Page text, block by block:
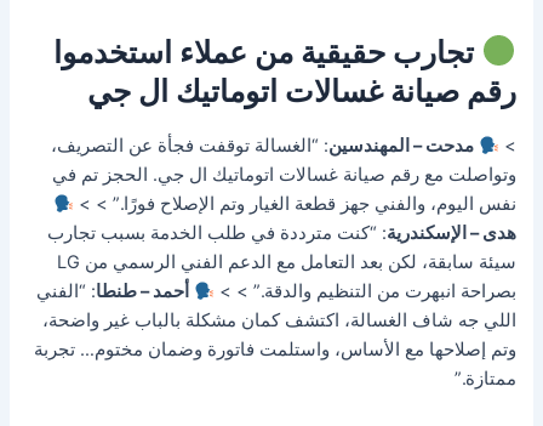
تجارب حقيقية من عملاء استخدموا
رقم صيانة غسالات اتوماتيك ال جي
> مدحت – المهندسين: “الغسالة توقفت فجأة عن التصريف،
وتواصلت مع رقم صيانة غسالات اتوماتيك ال جي. الحجز تم في
نفس اليوم، والفني جهز قطعة الغيار وتم الإصلاح فورًا.” > >
هدى – الإسكندرية: “كنت مترددة في طلب الخدمة بسبب تجارب
سيئة سابقة، لكن بعد التعامل مع الدعم الفني الرسمي من LG
بصراحة انبهرت من التنظيم والدقة.” > >
أحمد – طنطا: “الفني
اللي جه شاف الغسالة، اكتشف كمان مشكلة بالباب غير واضحة،
وتم إصلاحها مع الأساس، واستلمت فاتورة وضمان مختوم… تجربة
ممتازة.”